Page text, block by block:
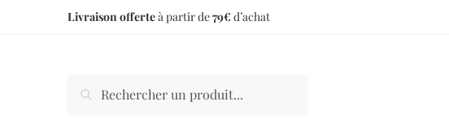
Livraison offerteà partir de79€d’achat